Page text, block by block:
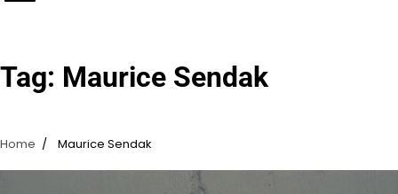
Tag: Maurice Sendak
Home Maurice Sendak